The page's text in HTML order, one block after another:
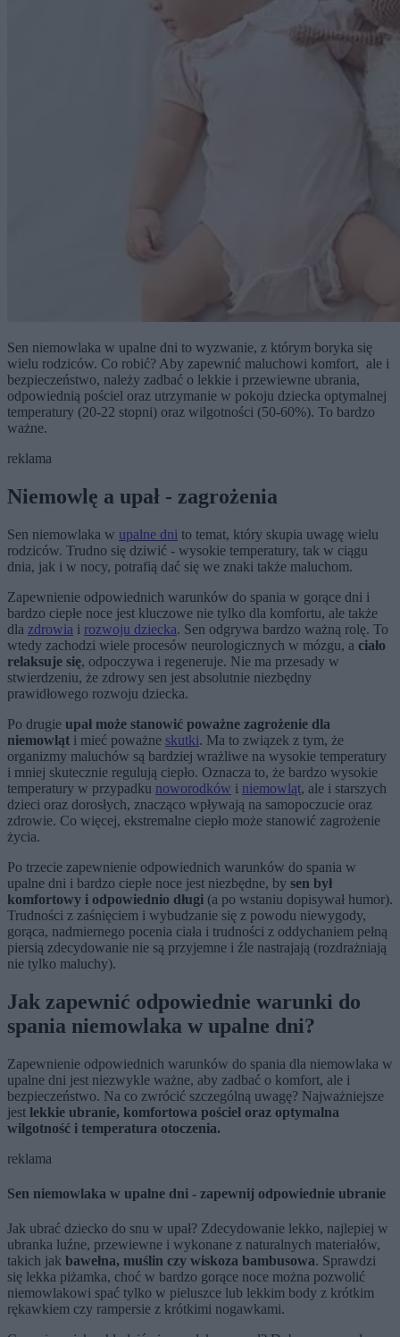
Sen niemowlaka w upalne dni to wyzwanie, z którym boryka się
wielu rodziców. Co robić? Aby zapewnić maluchowi komfort, ale i
bezpieczeństwo, należy zadbać o lekkie i przewiewne ubrania,
odpowiednią pościel oraz utrzymanie w pokoju dziecka optymalnej
temperatury (20-22 stopni) oraz wilgotności (50-60%). To bardzo
ważne.
reklama
Niemowlę a upał - zagrożenia
Sen niemowlaka w upalne dni to temat, który skupia uwagę wielu
rodziców. Trudno się dziwić - wysokie temperatury, tak w ciągu
dnia, jak i w nocy, potrafią dać się we znaki także maluchom.
Zapewnienie odpowiednich warunków do spania w gorące dni i
bardzo ciepłe noce jest kluczowe nie tylko dla komfortu, ale także
dla zdrowia i rozwoju dziecka. Sen odgrywa bardzo ważną rolę. To
wtedy zachodzi wiele procesów neurologicznych w mózgu, a ciało
relaksuje się, odpoczywa i regeneruje. Nie ma przesady w
stwierdzeniu, że zdrowy sen jest absolutnie niezbędny
prawidłowego rozwoju dziecka.
Po drugie upał może stanowić poważne zagrożenie dla
niemowląt i mieć poważne skutki. Ma to związek z tym, że
organizmy maluchów są bardziej wrażliwe na wysokie temperatury
i mniej skutecznie regulują ciepło. Oznacza to, że bardzo wysokie
temperatury w przypadku noworodków i niemowląt, ale i starszych
dzieci oraz dorosłych, znacząco wpływają na samopoczucie oraz
zdrowie. Co więcej, ekstremalne ciepło może stanowić zagrożenie
życia.
Po trzecie zapewnienie odpowiednich warunków do spania w
upalne dni i bardzo ciepłe noce jest niezbędne, by sen był
komfortowy i odpowiednio długi (a po wstaniu dopisywał humor).
Trudności z zaśnięciem i wybudzanie się z powodu niewygody,
gorąca, nadmiernego pocenia ciała i trudności z oddychaniem pełną
piersią zdecydowanie nie są przyjemne i źle nastrajają (rozdrażniają
nie tylko maluchy).
Jak zapewnić odpowiednie warunki do
spania niemowlaka w upalne dni?
Zapewnienie odpowiednich warunków do spania dla niemowlaka w
upalne dni jest niezwykle ważne, aby zadbać o komfort, ale i
bezpieczeństwo. Na co zwrócić szczególną uwagę? Najważniejsze
jest lekkie ubranie, komfortowa pościel oraz optymalna
wilgotność i temperatura otoczenia.
reklama
Sen niemowlaka w upalne dni - zapewnij odpowiednie ubranie
Jak ubrać dziecko do snu w upał? Zdecydowanie lekko, najlepiej w
ubranka luźne, przewiewne i wykonane z naturalnych materiałów,
takich jak bawełna, muślin czy wiskoza bambusowa. Sprawdzi
się lekka piżamka, choć w bardzo gorące noce można pozwolić
niemowlakowi spać tylko w pieluszce lub lekkim body z krótkim
rękawkiem czy rampersie z krótkimi nogawkami.